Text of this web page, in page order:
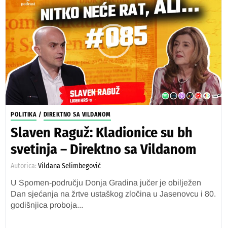
POLITIKA / DIREKTNO SA VILDANOM
Slaven Raguž: Kladionice su bh
svetinja – Direktno sa Vildanom
Autorica: Vildana Selimbegović
U Spomen-području Donja Gradina jučer je obilježen
Dan sjećanja na žrtve ustaškog zločina u Jasenovcu i 80.
godišnjica proboja...